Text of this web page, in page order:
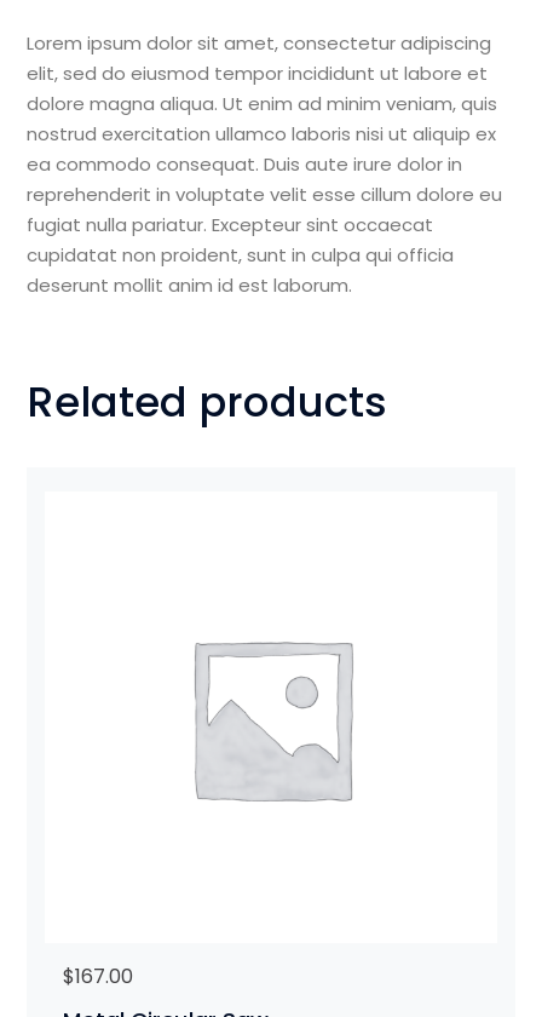
Lorem ipsum dolor sit amet, consectetur adipiscing
elit, sed do eiusmod tempor incididunt ut labore et
dolore magna aliqua. Ut enim ad minim veniam, quis
nostrud exercitation ullamco laboris nisi ut aliquip ex
ea commodo consequat. Duis aute irure dolor in
reprehenderit in voluptate velit esse cillum dolore eu
fugiat nulla pariatur. Excepteur sint occaecat
cupidatat non proident, sunt in culpa qui officia
deserunt mollit anim id est laborum.
Related products
$167.00